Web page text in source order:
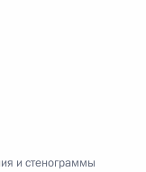
и стенограммы